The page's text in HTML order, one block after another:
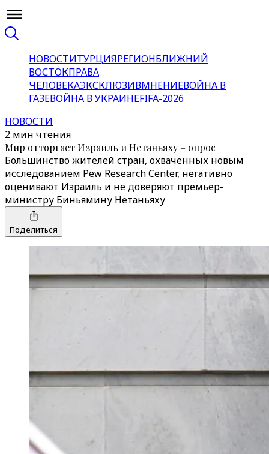
НОВОСТИТУРЦИЯРЕГИОНБЛИЖНИЙ
ВОСТОКПРАВА
ЧЕЛОВЕКАЭКСКЛЮЗИВМНЕНИЕВОЙНА В
ГАЗЕВОЙНА В УКРАИНЕFIFA-2026
НОВОСТИ
2 мин чтения
Мир отторгает Израиль и Нетаньяху – опрос
Большинство жителей стран, охваченных новым
исследованием Pew Research Center, негативно
оценивают Израиль и не доверяют премьер-
министру Биньямину Нетаньяху
Поделиться